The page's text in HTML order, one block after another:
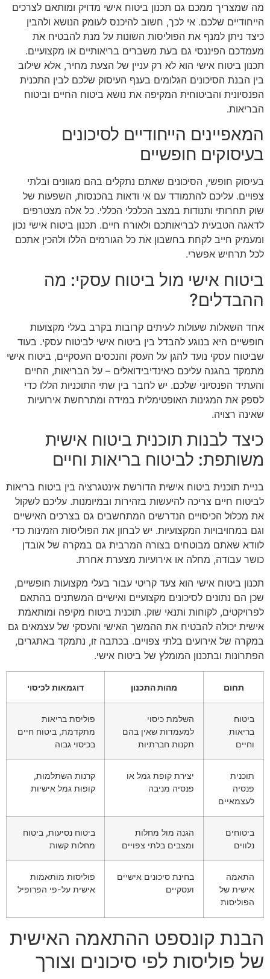
מה שמצריך ממכם גם תכנון ביטוח אישי מדויק ומותאם לצרכים
הייחודיים שלכם. אי לכך, חשוב להיכנס לעומק הנושא ולהבין
כיצד ניתן למנף את הפוליסות השונות על מנת להבטיח את
מעמדכם הפיננסי גם בעת משברים בריאותיים או מקצועיים.
תכנון ביטוח אישי הוא לא רק עניין של הצעת מחיר, אלא שילוב
בין הבנת הסיכונים הגלומים בענף העיסוק שלכם לבין התכנית
הפנסיונית והביטוחית המקיפה את נושא ביטוח החיים וביטוח
הבריאות.
המאפיינים הייחודיים לסיכונים
בעיסוקים חופשיים
בעיסוק חופשי, הסיכונים שאתם נתקלים בהם מגוונים ובלתי
צפויים. עליכם להתמודד עם אי ודאות בהכנסות, השפעות של
שוק תחרותי ותנודות במצב הכלכלי הכללי. כל אלה מצטרפים
לדאגה הטבעית לבריאותכם ולאורח חיים. תכנון ביטוח אישי נכון
ומעמיק חייב לקחת בחשבון את כל הגורמים הללו ולהכין אתכם
לכל תרחיש אפשרי.
ביטוח אישי מול ביטוח עסקי: מה
ההבדלים?
אחד השאלות שעולות לעיתים קרובות בקרב בעלי מקצועות
חופשיים היא בנוגע להבדל בין ביטוח אישי לביטוח עסקי. בעוד
שביטוח עסקי נועד להגן על העסק והנכסים העסקיים, ביטוח אישי
מתמקד בהגנה עליכם כאינדיבידואלים – על הבריאות, החיים
והעתיד הפנסיוני שלכם. יש לחבר בין שתי התוכניות הללו כדי
לספק את המגינות האופטימלית במידה ומתרחשת אירועיות
שאינה רצויה.
כיצד לבנות תוכנית ביטוח אישית
משותפת: לביטוח בריאות וחיים
בניית תוכנית ביטוח אישית הדורשת אינטגרציה בין ביטוח בריאות
לביטוח חיים צריכה להיעשות בזהירות ובמיומנות. עליכם לשקול
את מכלול הכיסויים הנדרשים המתחשבים גם בצרכים האישיים
וגם במחויבויות המקצועיות. יש לבחון את הפוליסות הזמינות כדי
לוודא שאתם מבוטחים בצורה המרבית גם במקרה של אובדן
כושר עבודה, מחלה או אירועיות מצערת אחרת.
תכנון ביטוח אישי הוא צעד קריטי עבור בעלי מקצועות חופשיים,
שכן הם נתונים לסיכונים מקצועיים ואישיים המשתנים בהתאם
לפרויקטים, לקוחות ותנאי שוק. תוכנית ביטוח מקיפה ומותאמת
אישית יכולה להבטיח את ההמשך האישי והעסקי של עצמאים גם
במקרה של אירועים בלתי צפויים. בכתבה זו, נתמקד באתגרים,
הפתרונות ובתכנון המומלץ של ביטוח אישי.
תחום מהות התכנון דוגמאות לכיסוי
ביטוח
בריאות
וחיים
השלמת כיסוי
למעמדות שאין בהם
תקנות חברתיות
פוליסת בריאות
מתקדמת, ביטוח חיים
בכיסוי גבוה
תוכנית
פנסיה
לעצמאיים
יצירת קופת גמל או
פנסיה מניבה
קרנות השתלמות,
קופות גמל אישיות
ביטוחים
נלווים
הגנה מול מחלות
ומצבים בלתי צפויים
ביטוח נסיעות, ביטוח
מחלות קשות
התאמה
אישית של
הפוליסות
בחינת סיכונים אישיים
ועסקיים
פוליסות מותאמות
אישית על-פי הפרופיל
הבנת קונספט ההתאמה האישית
של פוליסות לפי סיכונים וצורך